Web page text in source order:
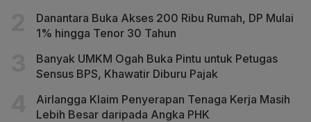
Danantara Buka Akses 200 Ribu Rumah, DP Mulai
1% hingga Tenor 30 Tahun
Banyak UMKM Ogah Buka Pintu untuk Petugas
Sensus BPS, Khawatir Diburu Pajak
Airlangga Klaim Penyerapan Tenaga Kerja Masih
Lebih Besar daripada Angka PHK